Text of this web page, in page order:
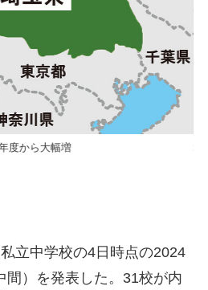
度から大幅増
立中学校の4日時点の2024
間）を発表した。31校が内